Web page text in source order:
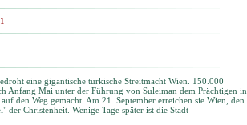
1
eine gigantische türkische Streitmacht Wien. 150.000
Anfang Mai unter der Führung von Suleiman dem Prächtigen in
den Weg gemacht. Am 21. September erreichen sie Wien, den
der Christenheit. Wenige Tage später ist die Stadt